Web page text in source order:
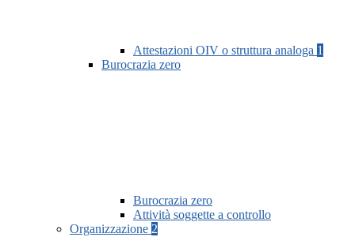
Attestazioni OIV o struttura analoga 1
Burocrazia zero
Burocrazia zero
Attività soggette a controllo
Organizzazione 2